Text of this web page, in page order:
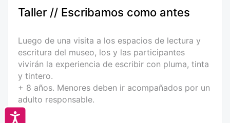
Taller // Escribamos como antes
Luego de una visita a los espacios de lectura y
escritura del museo, los y las participantes
vivirán la experiencia de escribir con pluma, tinta
y tintero.
+ 8 años. Menores deben ir acompañados por un
adulto responsable.